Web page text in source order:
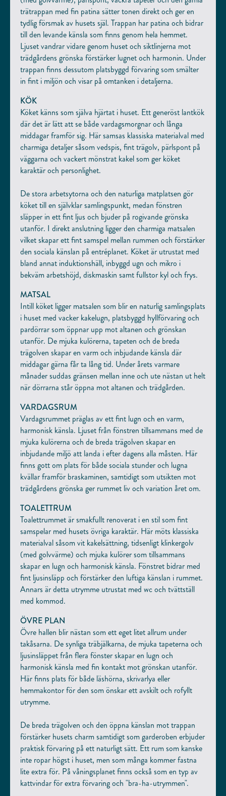
EFTERNAMN
E-POST
TELEFONNUMMER
ÖVRIGT INFORMATION
Jag godkänner att mina kontaktuppgifter sparas.
Läs mer om vår dataskyddspolicy här.
trätrappan med fin patina sätter tonen direkt och ger en
tydlig försmak av husets själ. Trappan har patina och bidrar
till den levande känsla som finns genom hela hemmet.
Ljuset vandrar vidare genom huset och siktlinjerna mot
trädgårdens grönska förstärker lugnet och harmonin. Under
trappan finns dessutom platsbyggd förvaring som smälter
in fint i miljön och visar på omtanken i detaljerna.
KÖK
Köket känns som själva hjärtat i huset. Ett generöst lantkök
där det är lätt att se både vardagsmorgnar och långa
middagar framför sig. Här samsas klassiska materialval med
charmiga detaljer såsom vedspis, fint trägolv, pärlspont på
väggarna och vackert mönstrat kakel som ger köket
karaktär och personlighet.
De stora arbetsytorna och den naturliga matplatsen gör
köket till en självklar samlingspunkt, medan fönstren
släpper in ett fint ljus och bjuder på rogivande grönska
utanför. I direkt anslutning ligger den charmiga matsalen
vilket skapar ett fint samspel mellan rummen och förstärker
den sociala känslan på entréplanet. Köket är utrustat med
bland annat induktionshäll, inbyggd ugn och mikro i
bekväm arbetshöjd, diskmaskin samt fullstor kyl och frys.
MATSAL
Intill köket ligger matsalen som blir en naturlig samlingsplats
i huset med vacker kakelugn, platsbyggd hyllförvaring och
pardörrar som öppnar upp mot altanen och grönskan
utanför. De mjuka kulörerna, tapeten och de breda
trägolven skapar en varm och inbjudande känsla där
middagar gärna får ta lång tid. Under årets varmare
månader suddas gränsen mellan inne och ute nästan ut helt
när dörrarna står öppna mot altanen och trädgården.
VARDAGSRUM
Vardagsrummet präglas av ett fint lugn och en varm,
harmonisk känsla. Ljuset från fönstren tillsammans med de
mjuka kulörerna och de breda trägolven skapar en
inbjudande miljö att landa i efter dagens alla måsten. Här
finns gott om plats för både sociala stunder och lugna
kvällar framför braskaminen, samtidigt som utsikten mot
trädgårdens grönska ger rummet liv och variation året om.
TOALETTRUM
Toalettrummet är smakfullt renoverat i en stil som fint
samspelar med husets övriga karaktär. Här möts klassiska
materialval såsom vit kakelsättning, tidsenligt klinkergolv
(med golvvärme) och mjuka kulörer som tillsammans
skapar en lugn och harmonisk känsla. Fönstret bidrar med
fint ljusinsläpp och förstärker den luftiga känslan i rummet.
Annars är detta utrymme utrustat med wc och tvättställ
med kommod.
ÖVRE PLAN
Övre hallen blir nästan som ett eget litet allrum under
takåsarna. De synliga träbjälkarna, de mjuka tapeterna och
ljusinsläppet från flera fönster skapar en lugn och
harmonisk känsla med fin kontakt mot grönskan utanför.
Här finns plats för både läshörna, skrivarlya eller
hemmakontor för den som önskar ett avskilt och rofyllt
utrymme.
De breda trägolven och den öppna känslan mot trappan
förstärker husets charm samtidigt som garderoben erbjuder
praktisk förvaring på ett naturligt sätt. Ett rum som kanske
inte ropar högst i huset, men som många kommer fastna
lite extra för. På våningsplanet finns också som en typ av
kattvindar för extra förvaring och "bra-ha-utrymmen".